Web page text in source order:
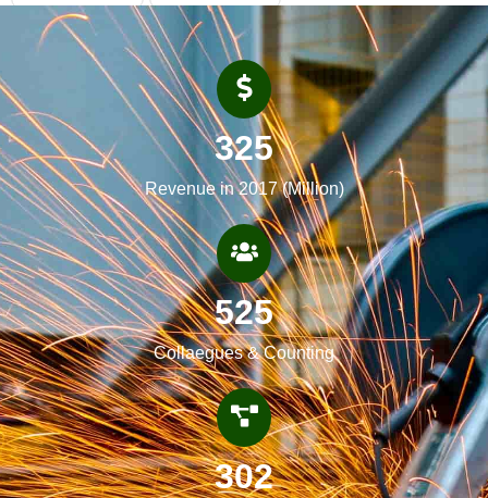
325
Revenue in 2017 (Million)
525
Collaegues & Counting
302